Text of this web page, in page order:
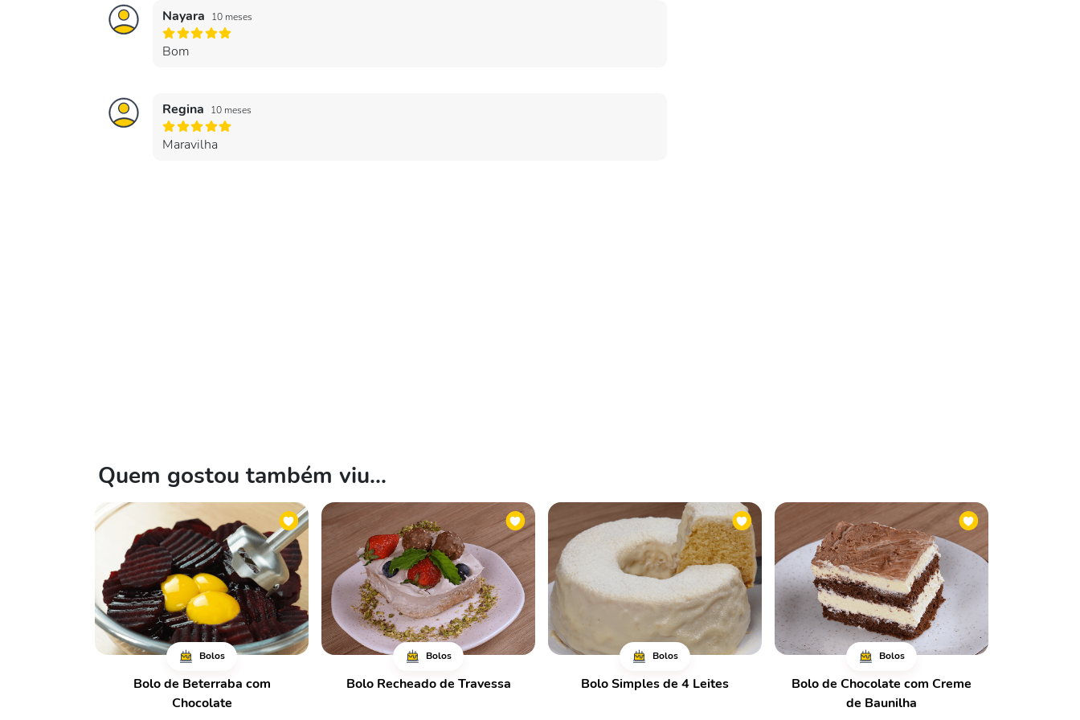
Nayara 10 meses
Bom
Regina 10 meses
Maravilha
Quem gostou também viu...
Bolos
Bolo de Beterraba com
Chocolate
Bolos
Bolo Recheado de Travessa
Bolos
Bolo Simples de 4 Leites
Bolos
Bolo de Chocolate com Creme
de Baunilha